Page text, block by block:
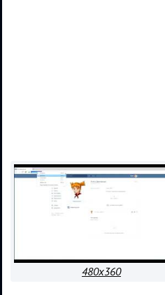
480x360